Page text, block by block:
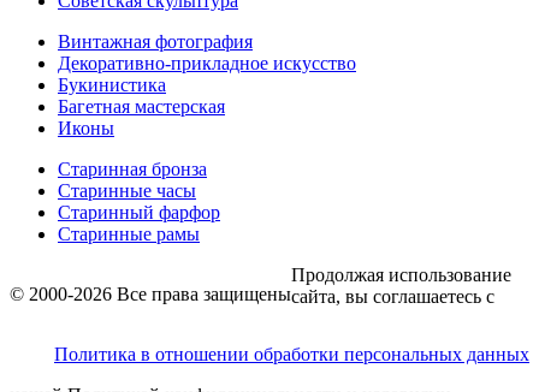
Винтажная фотография
Декоративно-прикладное искусство
Букинистика
Багетная мастерская
Иконы
Старинная бронза
Старинные часы
Старинный фарфор
Старинные рамы
© 2000-2026 Все права защищены
Политика в отношении обработки персональных данных
Продолжая использование
сайта, вы соглашаетесь с